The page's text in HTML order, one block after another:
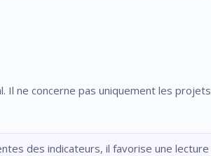
Il ne concerne pas uniquement les projets
des indicateurs, il favorise une lecture